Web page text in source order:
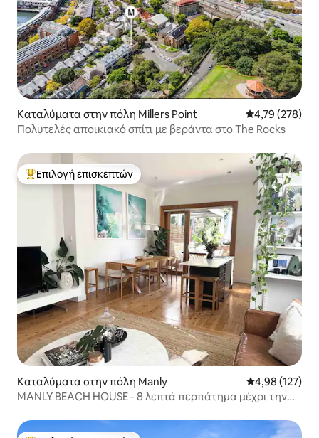
Καταλύματα στην πόλη Millers Point Μέση
4,79 (278)
Πολυτελές αποικιακό σπίτι με βεράντα στο The Rocks
Κορυφαία επιλογή επισκεπτών
Επιλογή επισκεπτών
Καταλύματα στην πόλη Manly Μέση
4,98 (127)
MANLY BEACH HOUSE - 8 λεπτά περπάτημα μέχρι την